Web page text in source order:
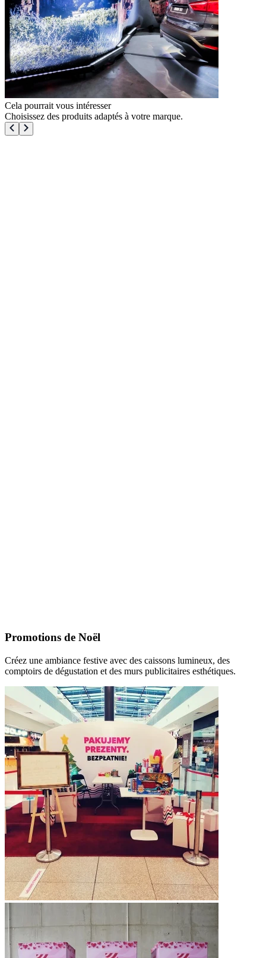
Cela pourrait vous intéresser
Choisissez des produits adaptés à votre marque.
Promotions de Noël
Créez une ambiance festive avec des caissons lumineux, des
comptoirs de dégustation et des murs publicitaires esthétiques.